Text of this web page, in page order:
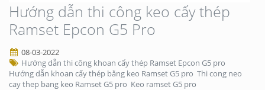
Hướng dẫn thi công keo cấy thép
Ramset Epcon G5 Pro
08-03-2022
Hướng dẫn thi công khoan cấy thép Ramset Epcon G5 pro
Hướng dẫn khoan cấy thép bằng keo Ramset G5 pro Thi cong neo
cay thep bang keo Ramset G5 pro Keo ramset G5 pro